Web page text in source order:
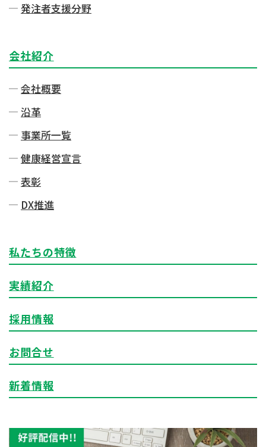
発注者⽀援分野
会社紹介
会社概要
沿革
事業所一覧
健康経営宣言
表彰
DX推進
私たちの特徴
実績紹介
採用情報
お問合せ
新着情報